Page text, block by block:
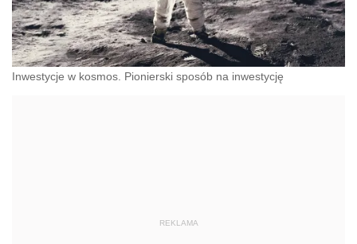
Inwestycje w kosmos. Pionierski sposób na inwestycję